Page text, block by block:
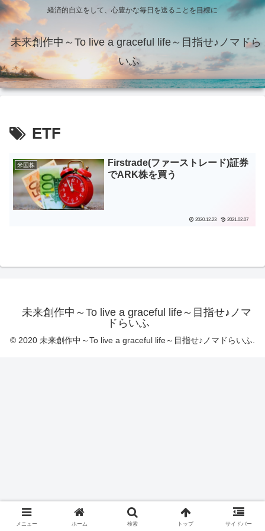
経済的自立をして、心豊かな毎日を送ることを目標に
未来創作中～To live a graceful life～目指せ♪ノマドら
いふ
ETF
米国株
Firstrade(ファーストレード)証券
でARK株を買う
2020.12.23 2021.02.07
未来創作中～To live a graceful life～目指せ♪ノマ
ドらいふ
© 2020 未来創作中～To live a graceful life～目指せ♪ノマドらいふ.
メニュー ホーム 検索 トップ サイドバー